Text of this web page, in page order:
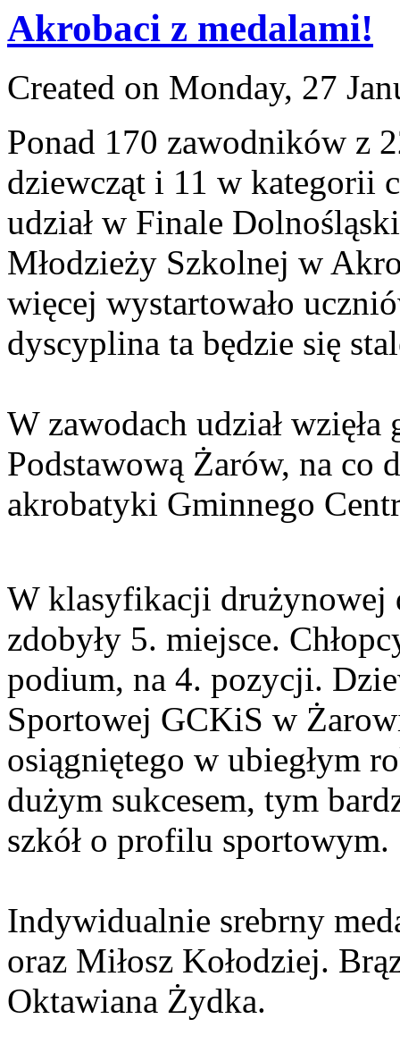
Akrobaci z medalami!
Created on Monday, 27
Ponad 170 zawodników z
dziewcząt i 11 w kategorii
udział w Finale
Młodzieży Szkolnej w
więcej wystartowało
dyscyplina ta będzie się
W zawodach udział wzięła
Podstawową Żarów, na co
akrobatyki Gminnego
W klasyfikacji drużynowej
zdobyły 5. miejsce.
podium, na 4. pozycji.
Sportowej GCKiS w
osiągniętego w ubiegłym
dużym sukcesem, tym
szkół o profilu sportowym.
Indywidualnie srebrny
oraz Miłosz Kołodziej.
Oktawiana Żydka.